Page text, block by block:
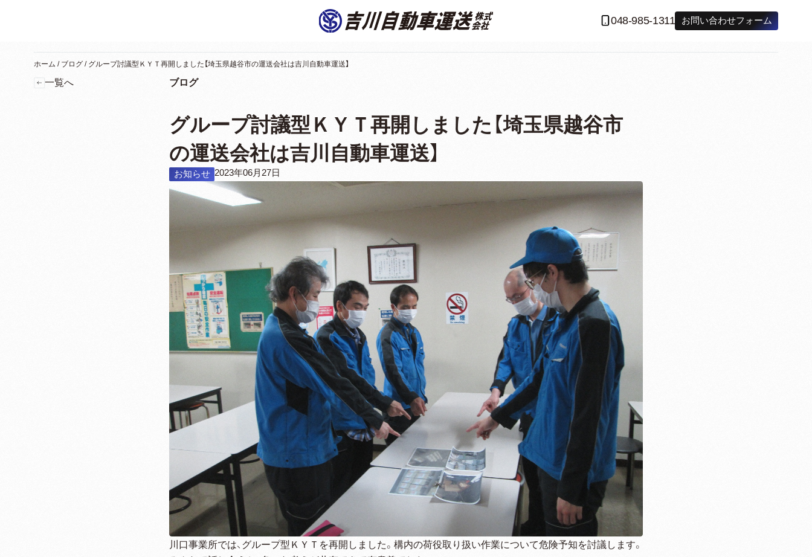
048-985-1311 お問い合わせフォーム
ホーム / ブログ / グループ討議型ＫＹＴ再開しました【埼玉県越谷市の運送会社は吉川自動車運送】
一覧へ ブログ
グループ討議型ＫＹＴ再開しました【埼玉県越谷市
の運送会社は吉川自動車運送】
お知らせ 2023年06月27日
川口事業所では、グループ型ＫＹＴを再開しました。構内の荷役取り扱い作業について危険予知を討議します。